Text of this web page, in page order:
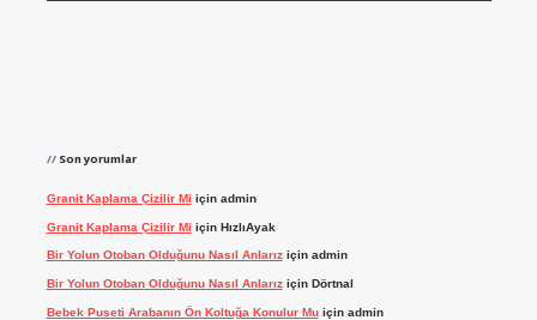
Son yorumlar
Granit Kaplama Çizilir Mi için admin
Granit Kaplama Çizilir Mi için HızlıAyak
Bir Yolun Otoban Olduğunu Nasıl Anlarıziçin admin
Bir Yolun Otoban Olduğunu Nasıl Anlarıziçin Dörtnal
Bebek Puseti Arabanın Ön Koltuğa Konulur Muiçin admin